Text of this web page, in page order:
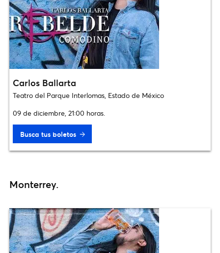
Carlos Ballarta
Teatro del Parque Interlomas, Estado de México
09 de diciembre, 21:00 horas.
Busca tus boletos
Monterrey.